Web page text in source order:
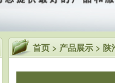
首页 > 产品展示 > 陕